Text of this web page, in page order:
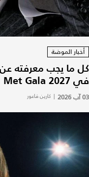
أخبار الموضة
في Met Gala 2027
03 آب 2026 | كارين فاعور